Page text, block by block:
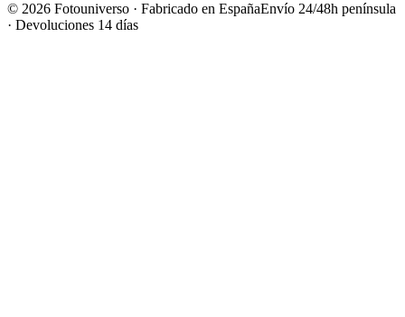
© 2026 Fotouniverso · Fabricado en EspañaEnvío 24/48h península
· Devoluciones 14 días